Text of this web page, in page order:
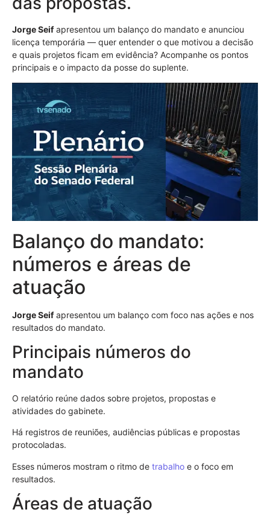
Jorge Seifapresentou um balanço do mandato e anunciou
licença temporária — quer entender o que motivou a decisão
e quais projetos ficam em evidência? Acompanhe os pontos
principais e o impacto da posse do suplente.
Balanço do mandato:
números e áreas de
atuação
Jorge Seifapresentou um balanço com foco nas ações e nos
resultados do mandato.
Principais números do
mandato
O relatório reúne dados sobre projetos, propostas e
atividades do gabinete.
Há registros de reuniões, audiências públicas e propostas
protocoladas.
Esses números mostram o ritmo de trabalho e o foco em
resultados.
Áreas de atuação